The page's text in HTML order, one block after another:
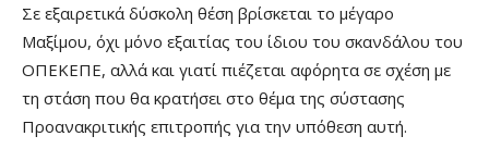
Σε εξαιρετικά δύσκολη θέση βρίσκεται το μέγαρο
Μαξίμου, όχι μόνο εξαιτίας του ίδιου του σκανδάλου του
ΟΠΕΚΕΠΕ, αλλά και γιατί πιέζεται αφόρητα σε σχέση με
τη στάση που θα κρατήσει στο θέμα της σύστασης
Προανακριτικής επιτροπής για την υπόθεση αυτή.